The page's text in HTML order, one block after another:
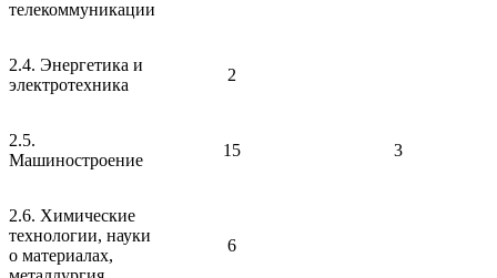
телекоммуникации
2.4. Энергетика и
электротехника
2
2.5.
Машиностроение
15 3
2.6. Химические
технологии, науки
о материалах,
6